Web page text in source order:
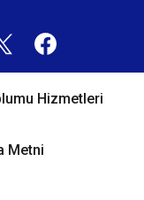
Hizmetleri
Metni